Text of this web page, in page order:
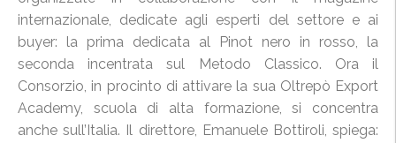
internazionale, dedicate agli esperti del settore e ai
buyer: la prima dedicata al Pinot nero in rosso, la
seconda incentrata sul Metodo Classico. Ora il
Consorzio, in procinto di attivare la sua Oltrepò Export
Academy, scuola di alta formazione, si concentra
anche sull’Italia. Il direttore, Emanuele Bottiroli, spiega: